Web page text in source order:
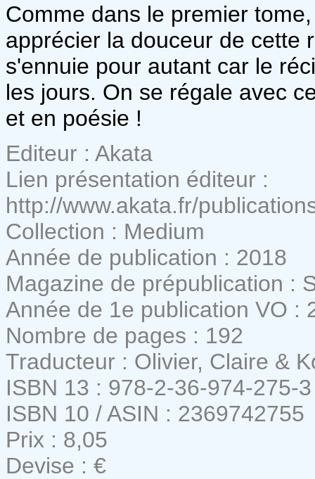
Comme dans le premier
apprécier la douceur de cette
s'ennuie pour autant car le
les jours. On se régale avec
et en poésie !
Editeur : Akata
Lien présentation éditeur :
http://www.akata.fr/
Collection : Medium
Année de publication : 2018
Magazine de prépublication :
Année de 1e publication VO :
Nombre de pages : 192
Traducteur : Olivier, Claire &
ISBN 13 : 978-2-36-974-275-3
ISBN 10 / ASIN : 2369742755
Prix : 8,05
Devise : €